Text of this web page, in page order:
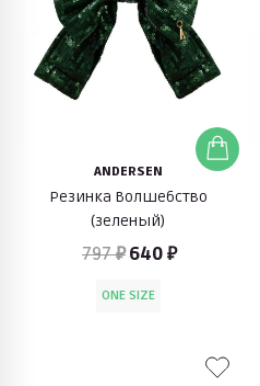
ANDERSEN
Резинка Волшебство
(зеленый)
797 ₽ 640 ₽
ONE SIZE